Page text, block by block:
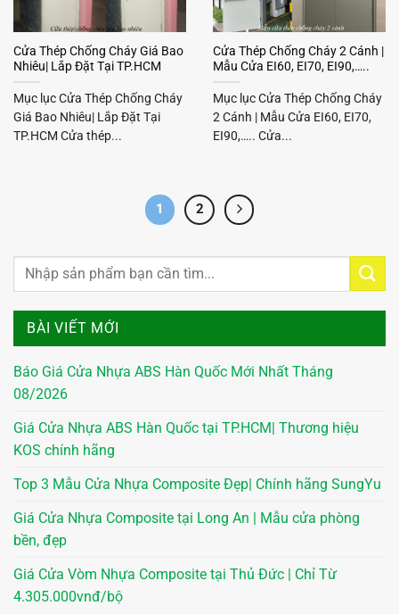
BÀI VIẾT MỚI
Báo Giá Cửa Nhựa ABS Hàn Quốc Mới Nhất Tháng
08/2026
Giá Cửa Nhựa ABS Hàn Quốc tại TP.HCM| Thương hiệu
KOS chính hãng
Top 3 Mẫu Cửa Nhựa Composite Đẹp| Chính hãng SungYu
Giá Cửa Nhựa Composite tại Long An | Mẫu cửa phòng
bền, đẹp
Giá Cửa Vòm Nhựa Composite tại Thủ Đức | Chỉ Từ
4.305.000vnđ/bộ
Cửa Thép Chống Cháy Giá Bao
Nhiêu| Lắp Đặt Tại TP.HCM
Mục lục Cửa Thép Chống Cháy
Giá Bao Nhiêu| Lắp Đặt Tại
TP.HCM Cửa thép...
Cửa Thép Chống Cháy 2 Cánh |
Mẫu Cửa EI60, EI70, EI90,…..
Mục lục Cửa Thép Chống Cháy
2 Cánh | Mẫu Cửa EI60, EI70,
EI90,….. Cửa...
1 2